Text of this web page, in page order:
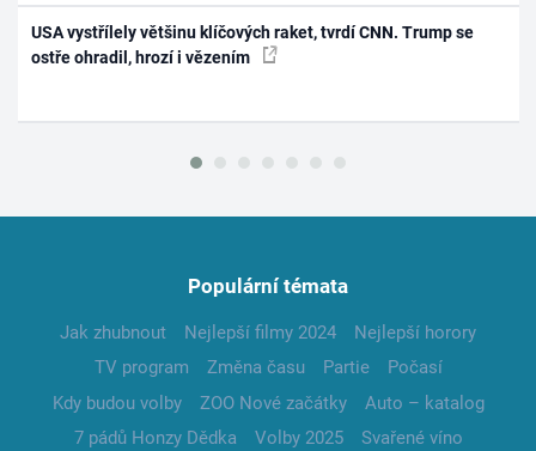
USA vystřílely většinu klíčových raket, tvrdí CNN. Trump se
ostře ohradil, hrozí i vězením
Populární témata
Jak zhubnout Nejlepší filmy 2024
Nejlepší horory
TV program
Změna času Partie
Počasí
Kdy budou volby
ZOO Nové začátky
Auto – katalog
7 pádů Honzy Dědka
Volby 2025
Svařené víno